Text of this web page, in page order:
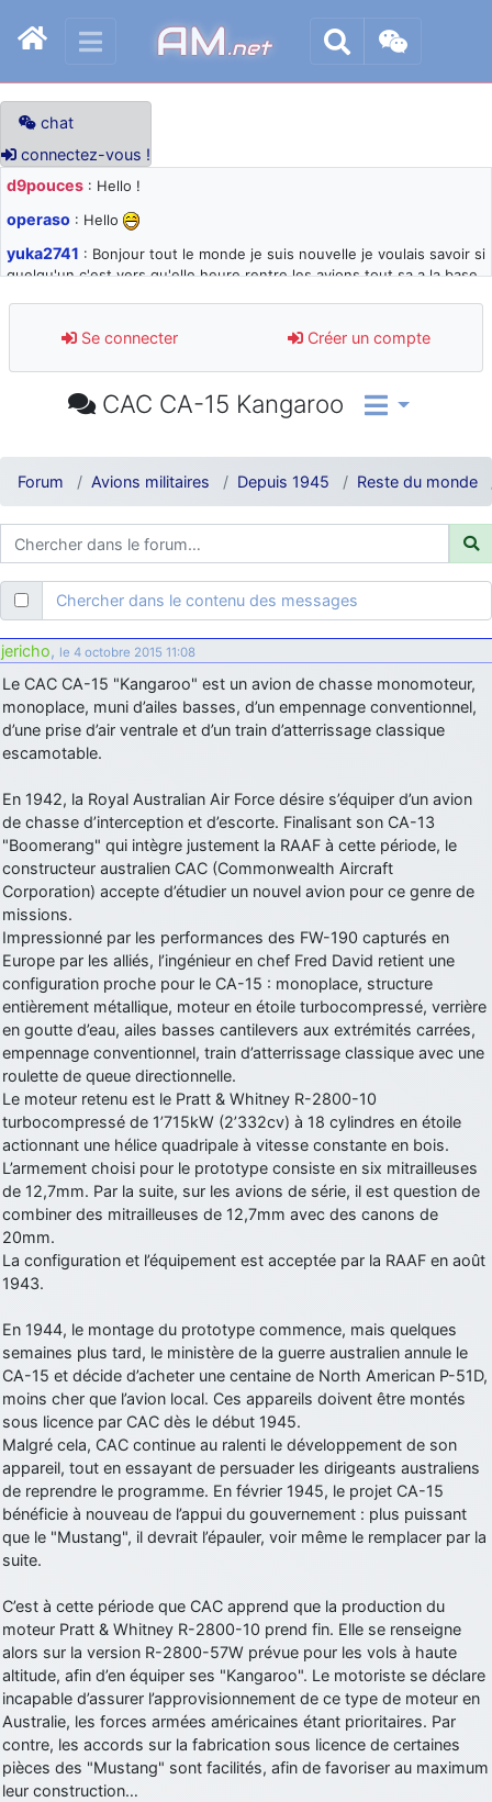
AM.net
chat
connectez-vous !
d9pouces : Hello !
operaso : Hello
yuka2741 : Bonjour tout le monde je suis nouvelle je voulais savoir si
quelqu'un c'est vers qu'elle heure rentre les avions tout sa a la base
d9pouces: désolé pour les quelques blocages du site ces derniers
jours : je teste des méthodes contre le spam et les bots trop nocifs
: Super, la nouvelle bannière
comprendre
d9pouces: ouakamois > si tu parles du sujet sur l'Armée de l'Air,
bien sûr que oui !
je suis un avion@,._,+: Bonjour je viens d'arriver il y a quelques
moi et quelques avions n'ont pas les mêmes noms qu'aujourd'hui
ouakamois: Bonjourà toutes et à tous.en espérantque ces
quelques images du Pays Basque vous auront plu ; Agur…
d9pouces: Malheureusement nonun peu trop loin pour moi !
fox_50: Bonjour, certains parmis vous étaient-ils présent au
meeting de Lann Bihoué de 2026 ?
cachée dans les pins: Coucou et excellente année 2026 à tous et
au site!
jericho: Bonne année et tous mes meilleurs voeux à tous pour
2026 !
little boy
: je vous souhaite un bon réveillon pour cette nouvelle
année!
jericho : Merci D9pouces, à mon tour de souhaiter un Joyeux Noël
et de bonnes fêtes de fin d'année.
d9pouces: Joyeux Noël à tous !
d9pouces: mais tu peux tenter l'un des rares lycées militaires
comme le Prytanée dans la Sarthe, ça ne peut pas faire de mal !
d9pouces: C'est plutôt après le lycée, voire après une prépa
scientifique, tu as donc encore un peu de temps devant toi
yaellerigolow
: bonjour a tous je suis un élève de première
passionnée par l'aviation militaire , pourrais je savoir que faire après
le lycée pour s'orienter et pouvoir devenir officier de l'armée de l'air?
d9pouces
mahmoud: bonsoir, très instructif ce site .mais nous aimerions avoir
les photo des anciens appareils de l'armée de l'air de la haute -volta
d9pouces : Ça me casse quand même bien les pieds, j’avoue
jericho: Pour moi tout est à nouveau OK dirait-on… Merci à toi.
d9pouces
: En espérant n’avoir coupé les accessoires de personne
au passage !
d9pouces: j'ai trouvé un palliatif un peu violent, mais ça devrait aller
un peu mieux
d9pouces: cette fois, c'est le Brésil et Singapour qui mettent le site
par terre
jericho
d9pouces: Désolé ! Mon filtrage a été un peu trop violent
manifestement
tout voir
Se connecter Créer un compte
CAC CA-15 Kangaroo
Forum Avions militaires Depuis 1945 Reste du monde
Chercher dans le contenu des messages
jericho, le 4 octobre 2015 11:08
Le CAC CA-15 "Kangaroo" est un avion de chasse monomoteur,
monoplace, muni d’ailes basses, d’un empennage conventionnel,
d’une prise d’air ventrale et d’un train d’atterrissage classique
escamotable.
En 1942, la Royal Australian Air Force désire s’équiper d’un avion
de chasse d’interception et d’escorte. Finalisant son CA-13
"Boomerang" qui intègre justement la RAAF à cette période, le
constructeur australien CAC (Commonwealth Aircraft
Corporation) accepte d’étudier un nouvel avion pour ce genre de
missions.
Impressionné par les performances des FW-190 capturés en
Europe par les alliés, l’ingénieur en chef Fred David retient une
configuration proche pour le CA-15 : monoplace, structure
entièrement métallique, moteur en étoile turbocompressé, verrière
en goutte d’eau, ailes basses cantilevers aux extrémités carrées,
empennage conventionnel, train d’atterrissage classique avec une
roulette de queue directionnelle.
Le moteur retenu est le Pratt & Whitney R-2800-10
turbocompressé de 1’715kW (2’332cv) à 18 cylindres en étoile
actionnant une hélice quadripale à vitesse constante en bois.
L’armement choisi pour le prototype consiste en six mitrailleuses
de 12,7mm. Par la suite, sur les avions de série, il est question de
combiner des mitrailleuses de 12,7mm avec des canons de
20mm.
La configuration et l’équipement est acceptée par la RAAF en août
1943.
En 1944, le montage du prototype commence, mais quelques
semaines plus tard, le ministère de la guerre australien annule le
CA-15 et décide d’acheter une centaine de North American P-51D,
moins cher que l’avion local. Ces appareils doivent être montés
sous licence par CAC dès le début 1945.
Malgré cela, CAC continue au ralenti le développement de son
appareil, tout en essayant de persuader les dirigeants australiens
de reprendre le programme. En février 1945, le projet CA-15
bénéficie à nouveau de l’appui du gouvernement : plus puissant
que le "Mustang", il devrait l’épauler, voir même le remplacer par la
suite.
C’est à cette période que CAC apprend que la production du
moteur Pratt & Whitney R-2800-10 prend fin. Elle se renseigne
alors sur la version R-2800-57W prévue pour les vols à haute
altitude, afin d’en équiper ses "Kangaroo". Le motoriste se déclare
incapable d’assurer l’approvisionnement de ce type de moteur en
Australie, les forces armées américaines étant prioritaires. Par
contre, les accords sur la fabrication sous licence de certaines
pièces des "Mustang" sont facilités, afin de favoriser au maximum
leur construction…